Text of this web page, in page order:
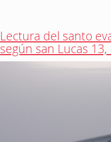
Lectura del santo
según san Lucas 13,